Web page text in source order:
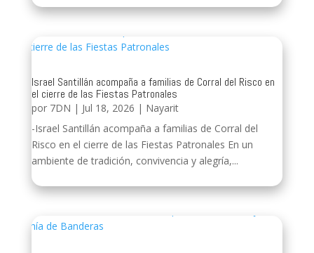
Israel Santillán acompaña a familias de Corral del Risco en
el cierre de las Fiestas Patronales
por 7DN | Jul 18, 2026 | Nayarit
-Israel Santillán acompaña a familias de Corral del
Risco en el cierre de las Fiestas Patronales En un
ambiente de tradición, convivencia y alegría,...